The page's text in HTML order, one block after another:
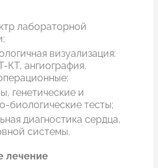
лабораторной
визуализация:
КТ, ангиография,
генетические и
биологические тесты;
диагностика сердца,
системы.
лечение